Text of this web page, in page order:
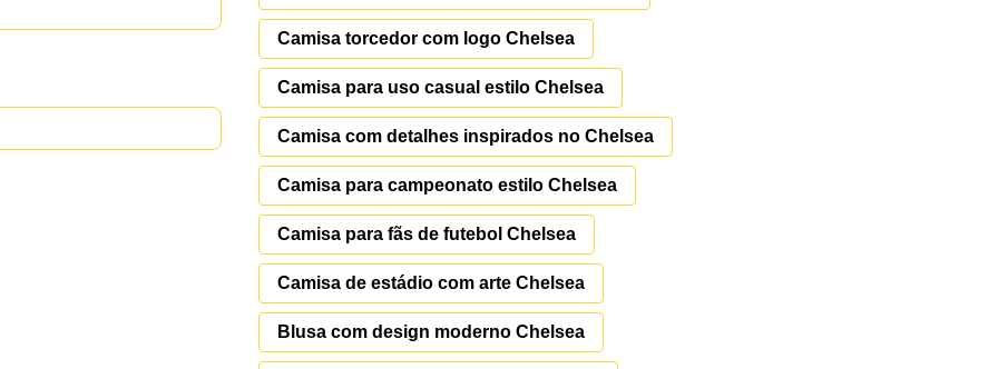
Camisa torcedor com logo Chelsea
Camisa para uso casual estilo Chelsea
Camisa com detalhes inspirados no Chelsea
Camisa para campeonato estilo Chelsea
Camisa para fãs de futebol Chelsea
Camisa de estádio com arte Chelsea
Blusa com design moderno Chelsea